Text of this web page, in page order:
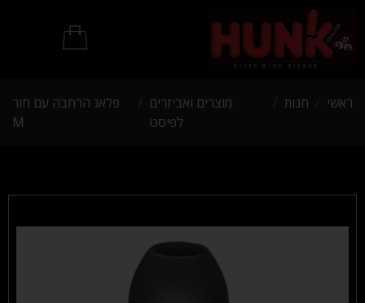
ראשי חנות
מוצרים ואביזרים
לפיסט
פלאג הרחבה עם חור
M